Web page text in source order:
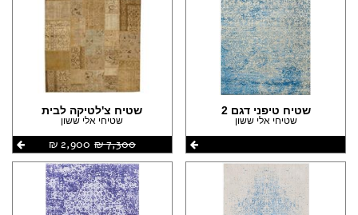
שטיח טיפני דגם 2
שטיחי אלי ששון
שטיח צ'לטיקה לבית
שטיחי אלי ששון
7,300 ‏₪
2,900 ‏₪